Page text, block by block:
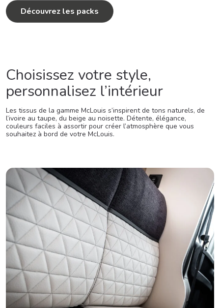
Découvrez les packs
Choisissez votre style,
personnalisez l’intérieur
Les tissus de la gamme McLouis s’inspirent de tons naturels, de
l’ivoire au taupe, du beige au noisette. Détente, élégance,
couleurs faciles à assortir pour créer l’atmosphère que vous
souhaitez à bord de votre McLouis.